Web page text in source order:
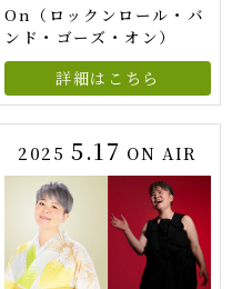
On（ロックンロール・バ
ンド・ゴーズ・オン）
詳細はこちら
20255.17 ON AIR